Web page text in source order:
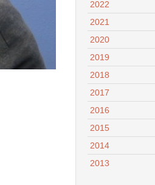
2022
2021
2020
2019
2018
2017
2016
2015
2014
2013